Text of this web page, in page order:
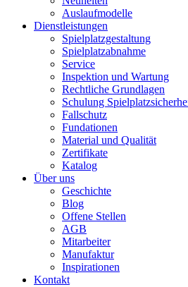
Auslaufmodelle
Dienstleistungen
Spielplatzgestaltung
Spielplatzabnahme
Service
Inspektion und Wartung
Rechtliche Grundlagen
Schulung
Fallschutz
Fundationen
Material und Qualität
Zertifikate
Katalog
Über uns
Geschichte
Blog
Offene Stellen
AGB
Mitarbeiter
Manufaktur
Inspirationen
Kontakt